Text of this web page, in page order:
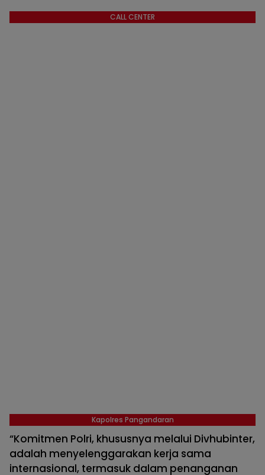
CALL CENTER
Kapolres Pangandaran
“Komitmen Polri, khususnya melalui Divhubinter,
adalah menyelenggarakan kerja sama
internasional, termasuk dalam penanganan